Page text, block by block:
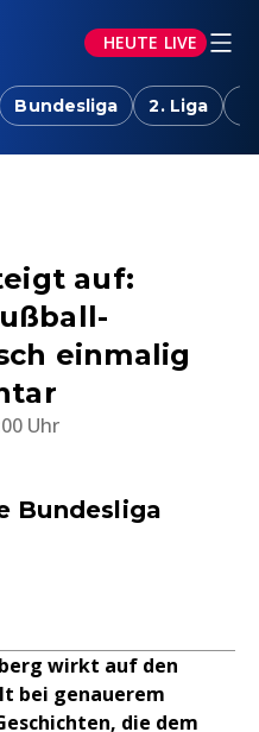
HEUTE LIVE
Bundesliga 2. Liga
auf:
einmalig
Uhr
Bundesliga
wirkt auf den
bei genauerem
die dem